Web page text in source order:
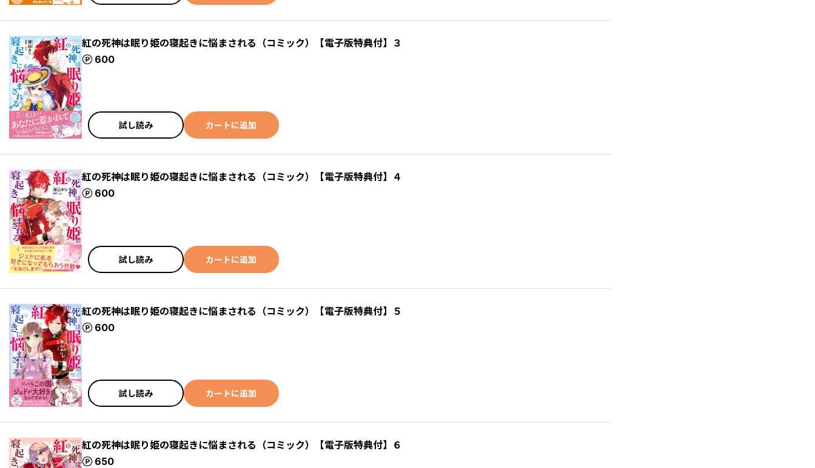
紅の死神は眠り姫の寝起きに悩まされる（コミック）【電子版特典付】３
600
ポイント
試し読み カートに追加
紅の死神は眠り姫の寝起きに悩まされる（コミック）【電子版特典付】４
600
ポイント
試し読み カートに追加
紅の死神は眠り姫の寝起きに悩まされる（コミック）【電子版特典付】５
600
ポイント
試し読み カートに追加
紅の死神は眠り姫の寝起きに悩まされる（コミック）【電子版特典付】６
650
ポイント